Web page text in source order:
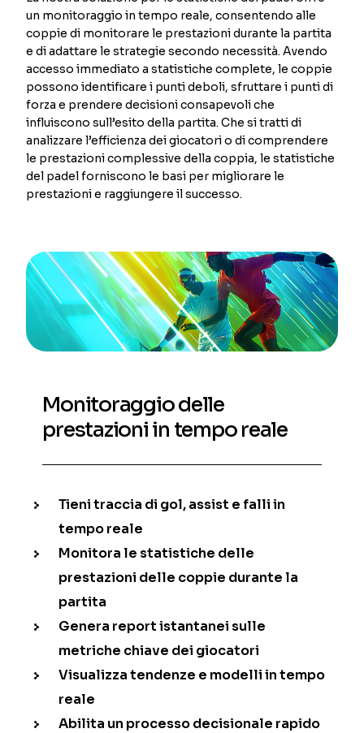
un monitoraggio in tempo reale, consentendo alle
coppie di monitorare le prestazioni durante la partita
e di adattare le strategie secondo necessità. Avendo
accesso immediato a statistiche complete, le coppie
possono identificare i punti deboli, sfruttare i punti di
forza e prendere decisioni consapevoli che
influiscono sull’esito della partita. Che si tratti di
analizzare l’efficienza dei giocatori o di comprendere
le prestazioni complessive della coppia, le statistiche
del padel forniscono le basi per migliorare le
prestazioni e raggiungere il successo.
Monitoraggio delle
prestazioni in tempo reale
Tieni traccia di gol, assist e falli in
tempo reale
Monitora le statistiche delle
prestazioni delle coppie durante la
partita
Genera report istantanei sulle
metriche chiave dei giocatori
Visualizza tendenze e modelli in tempo
reale
Abilita un processo decisionale rapido